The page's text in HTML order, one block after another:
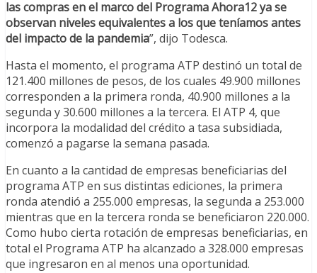
las compras en el marco del Programa Ahora12 ya se
observan niveles equivalentes a los que teníamos antes
del impacto de la pandemia”, dijo Todesca.
Hasta el momento, el programa ATP destinó un total de
121.400 millones de pesos, de los cuales 49.900 millones
corresponden a la primera ronda, 40.900 millones a la
segunda y 30.600 millones a la tercera. El ATP 4, que
incorpora la modalidad del crédito a tasa subsidiada,
comenzó a pagarse la semana pasada.
En cuanto a la cantidad de empresas beneficiarias del
programa ATP en sus distintas ediciones, la primera
ronda atendió a 255.000 empresas, la segunda a 253.000
mientras que en la tercera ronda se beneficiaron 220.000.
Como hubo cierta rotación de empresas beneficiarias, en
total el Programa ATP ha alcanzado a 328.000 empresas
que ingresaron en al menos una oportunidad.